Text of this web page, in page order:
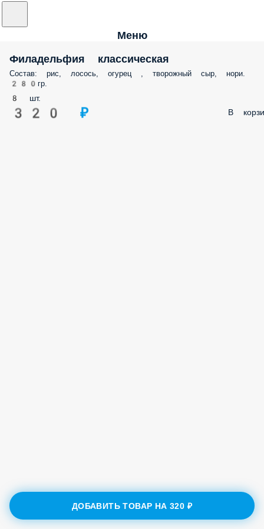
Меню
Филадельфия классическая
Состав: рис, лосось, огурец , творожный сыр, нори.
280гр.
8 шт.
320 ₽ В
ДОБАВИТЬ ТОВАР НА320 ₽